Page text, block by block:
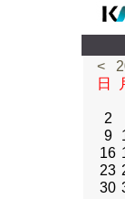
<
日
2
9
16
23
30